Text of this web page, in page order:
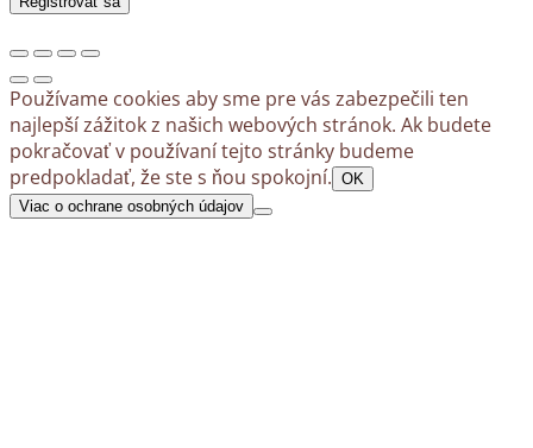
Používame cookies aby sme pre vás zabezpečili ten
najlepší zážitok z našich webových stránok. Ak budete
pokračovať v používaní tejto stránky budeme
predpokladať, že ste s ňou spokojní. OK
Viac o ochrane osobných údajov